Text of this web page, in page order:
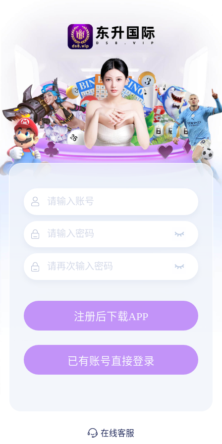
注册后下载APP
已有账号直接登录
在线客服